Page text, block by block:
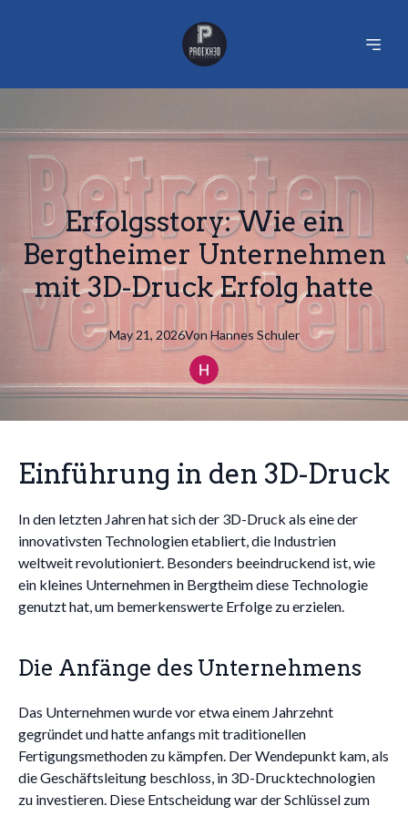
Erfolgsstory: Wie ein
Bergtheimer Unternehmen
mit 3D-Druck Erfolg hatte
May 21, 2026Von Hannes Schuler
Einführung in den 3D-Druck
In den letzten Jahren hat sich der 3D-Druck als eine der
innovativsten Technologien etabliert, die Industrien
weltweit revolutioniert. Besonders beeindruckend ist, wie
ein kleines Unternehmen in Bergtheim diese Technologie
genutzt hat, um bemerkenswerte Erfolge zu erzielen.
Die Anfänge des Unternehmens
Das Unternehmen wurde vor etwa einem Jahrzehnt
gegründet und hatte anfangs mit traditionellen
Fertigungsmethoden zu kämpfen. Der Wendepunkt kam, als
die Geschäftsleitung beschloss, in 3D-Drucktechnologien
zu investieren. Diese Entscheidung war der Schlüssel zum